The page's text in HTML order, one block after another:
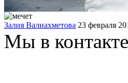
Залия Валиахметова 23 февраля
Мы в контакте